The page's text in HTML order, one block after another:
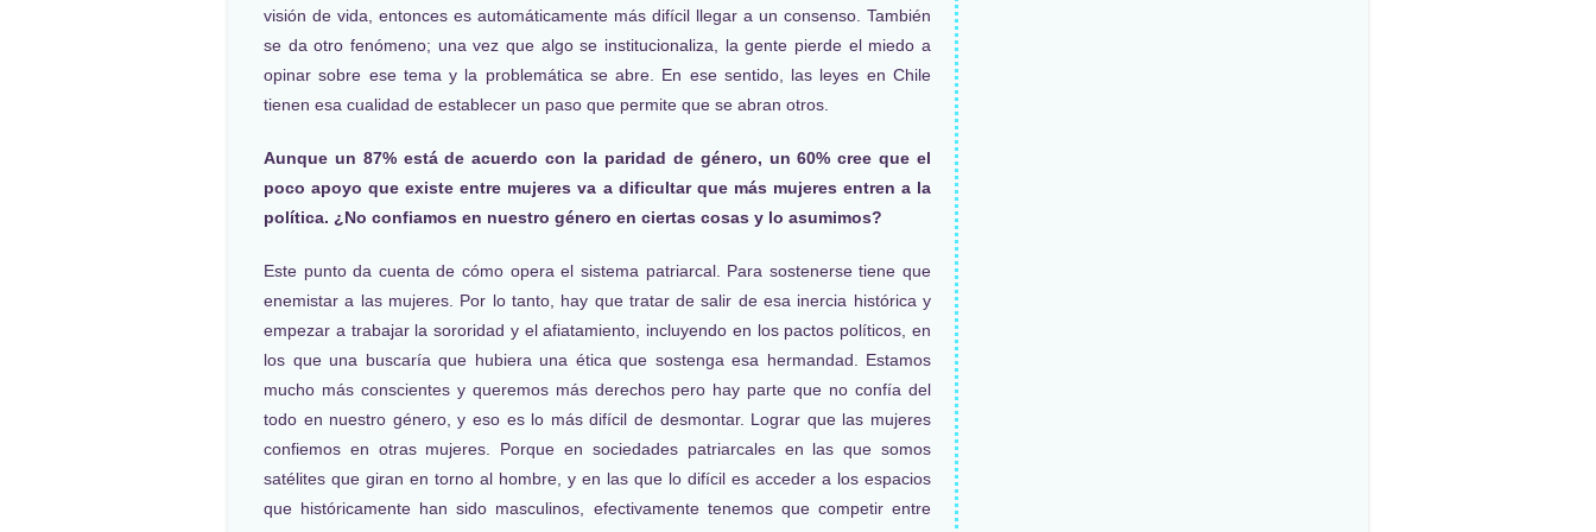
visión de vida, entonces es automáticamente más difícil llegar a un consenso. También
se da otro fenómeno; una vez que algo se institucionaliza, la gente pierde el miedo a
opinar sobre ese tema y la problemática se abre. En ese sentido, las leyes en Chile
tienen esa cualidad de establecer un paso que permite que se abran otros.
Aunque un 87% está de acuerdo con la paridad de género, un 60% cree que el
poco apoyo que existe entre mujeres va a dificultar que más mujeres entren a la
política. ¿No confiamos en nuestro género en ciertas cosas y lo asumimos?
Este punto da cuenta de cómo opera el sistema patriarcal. Para sostenerse tiene que
enemistar a las mujeres. Por lo tanto, hay que tratar de salir de esa inercia histórica y
empezar a trabajar la sororidad y el afiatamiento, incluyendo en los pactos políticos, en
los que una buscaría que hubiera una ética que sostenga esa hermandad. Estamos
mucho más conscientes y queremos más derechos pero hay parte que no confía del
todo en nuestro género, y eso es lo más difícil de desmontar. Lograr que las mujeres
confiemos en otras mujeres. Porque en sociedades patriarcales en las que somos
satélites que giran en torno al hombre, y en las que lo difícil es acceder a los espacios
que históricamente han sido masculinos, efectivamente tenemos que competir entre